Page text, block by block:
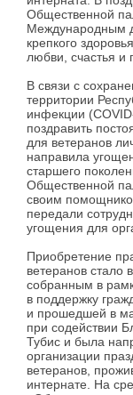
Общественной
Международным
крепкого
любви, счастья и
В связи с
территории
инфекции
поздравить
для ветеранов
направила
старшего
Общественной
своим
передали
угощения для
Приобретение
ветеранов стало
собранным в
в поддержку
и прошедшей в
при содействии
Тубис и была
организации
ветеранов,
интернате. На